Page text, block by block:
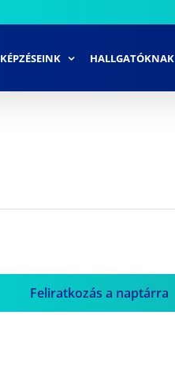
KÉPZÉSEINK HALLGATÓKNAK
Feliratkozás a naptárra